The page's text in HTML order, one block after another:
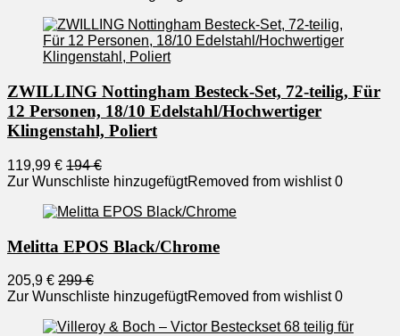
ZWILLING Nottingham Besteck-Set, 72-teilig, Für
12 Personen, 18/10 Edelstahl/Hochwertiger
Klingenstahl, Poliert
119,99 € 194 €
Zur Wunschliste hinzugefügtRemoved from wishlist 0
Melitta EPOS Black/Chrome
205,9 € 299 €
Zur Wunschliste hinzugefügtRemoved from wishlist 0